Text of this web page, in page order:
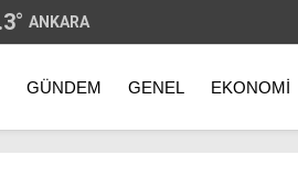
° ANKARA
GÜNDEM GENEL EKONOMI